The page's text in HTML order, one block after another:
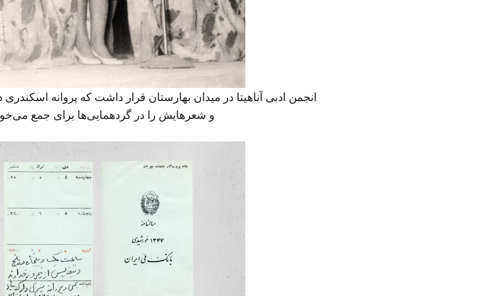
انجمن‌ ادبی‌ آناهیتا در میدان بهارستان قرار داشت که پروانه
و شعرهایش‌ را در گردهمایی‌ها برای‌ جمع‌